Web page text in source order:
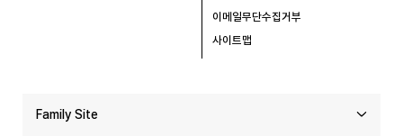
이메일무단수집거부
사이트맵
Family Site